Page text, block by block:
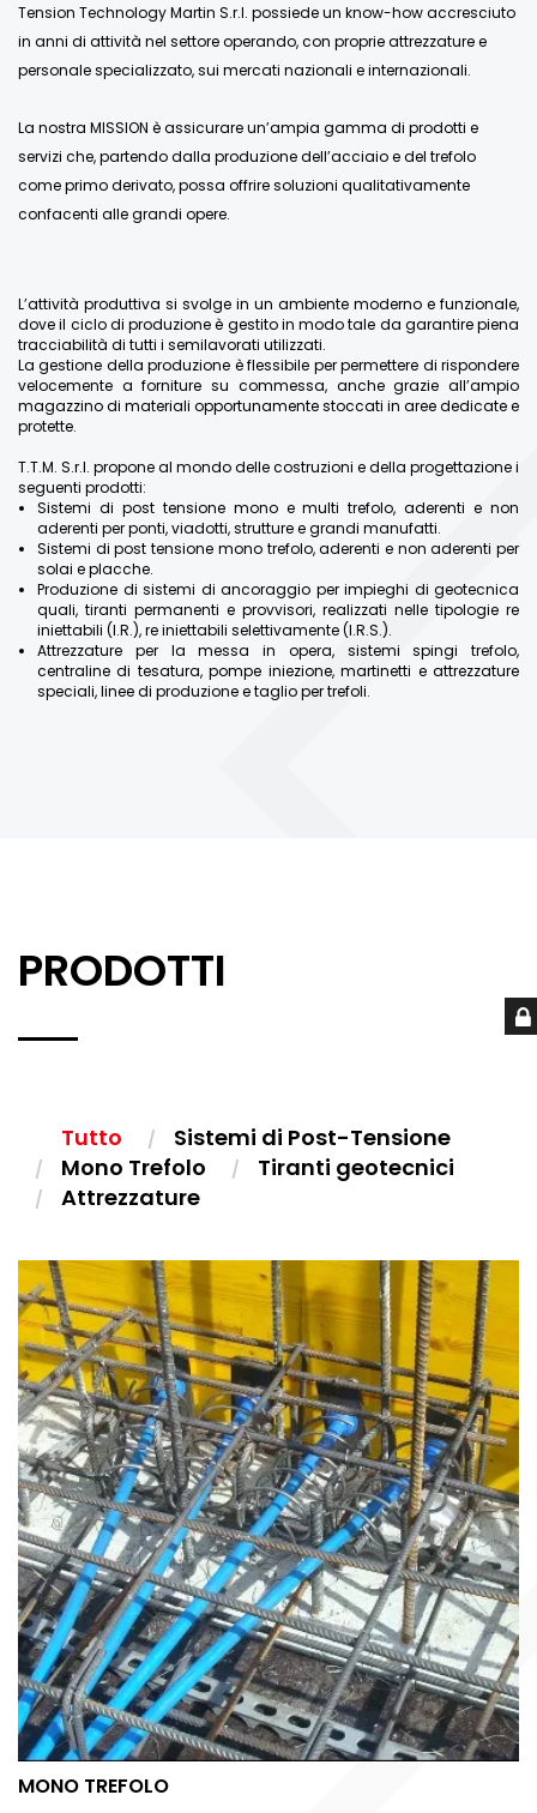
Tension Technology Martin S.r.l. possiede un know-how accresciuto
in anni di attività nel settore operando, con proprie attrezzature e
personale specializzato, sui mercati nazionali e internazionali.
La nostra MISSION è assicurare un’ampia gamma di prodotti e
servizi che, partendo dalla produzione dell’acciaio e del trefolo
come primo derivato, possa offrire soluzioni qualitativamente
confacenti alle grandi opere.
L’attività produttiva si svolge in un ambiente moderno e funzionale,
dove il ciclo di produzione è gestito in modo tale da garantire piena
tracciabilità di tutti i semilavorati utilizzati.
La gestione della produzione è flessibile per permettere di rispondere
velocemente a forniture su commessa, anche grazie all’ampio
magazzino di materiali opportunamente stoccati in aree dedicate e
protette.
T.T.M. S.r.l. propone al mondo delle costruzioni e della progettazione i
seguenti prodotti:
Sistemi di post tensione mono e multi trefolo, aderenti e non
aderenti per ponti, viadotti, strutture e grandi manufatti.
Sistemi di post tensione mono trefolo, aderenti e non aderenti per
solai e placche.
Produzione di sistemi di ancoraggio per impieghi di geotecnica
quali, tiranti permanenti e provvisori, realizzati nelle tipologie re
iniettabili (I.R.), re iniettabili selettivamente (I.R.S.).
Attrezzature per la messa in opera, sistemi spingi trefolo,
centraline di tesatura, pompe iniezione, martinetti e attrezzature
speciali, linee di produzione e taglio per trefoli.
PRODOTTI
Tutto
Sistemi di Post-Tensione
Mono Trefolo
Tiranti geotecnici
Attrezzature
MONO TREFOLO
MONO TREFOLO